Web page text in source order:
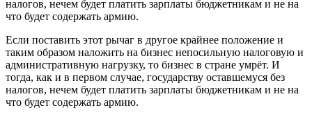
налогов, нечем будет платить зарплаты бюджетникам и не на
что будет содержать армию.
Если поставить этот рычаг в другое крайнее положение и
таким образом наложить на бизнес непосильную налоговую и
административную нагрузку, то бизнес в стране умрёт. И
тогда, как и в первом случае, государству оставшемуся без
налогов, нечем будет платить зарплаты бюджетникам и не на
что будет содержать армию.